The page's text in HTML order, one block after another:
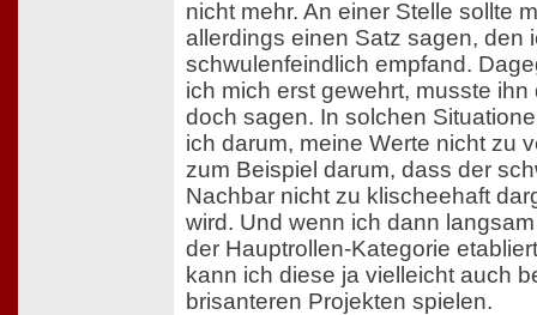
nicht mehr. An einer Stelle sollte
allerdings einen Satz sagen, den
schwulenfeindlich empfand.
ich mich erst gewehrt, musste ihn
doch sagen. In solchen
ich darum, meine Werte nicht zu
zum Beispiel darum, dass der
Nachbar nicht zu klischeehaft
wird. Und wenn ich dann
der Hauptrollen-Kategorie
kann ich diese ja vielleicht auch
brisanteren Projekten spielen.